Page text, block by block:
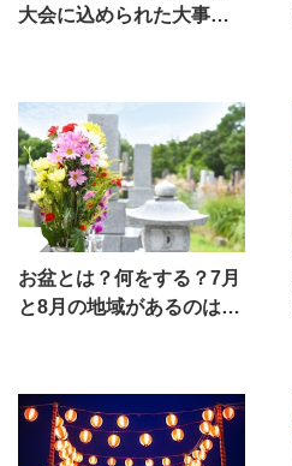
大会に込められた大事な
お盆とは？何をする？7月
と8月の地域があるのはな